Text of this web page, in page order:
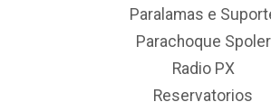
Paralamas e
Parachoque Spoler
Radio PX
Reservatorios